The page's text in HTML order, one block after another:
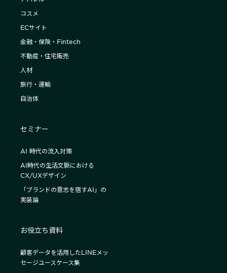
コスメ
ECサイト
金融・保険・Fintech
不動産・住宅販売
人材
旅行・運輸
自治体
セミナー
AI 時代の流入対策
AI時代の生活文脈における
CX/UXデザイン
「ブランドの意志を宿すAI」の
実装論
お役立ち資料
顧客データを活用したLINEメッ
セージユースケース集